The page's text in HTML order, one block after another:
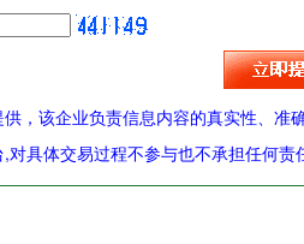
，该企业负责信息内容的真实性、准
对具体交易过程不参与也不承担任何责